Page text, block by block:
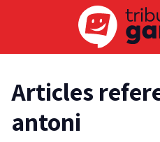
Articles
antoni